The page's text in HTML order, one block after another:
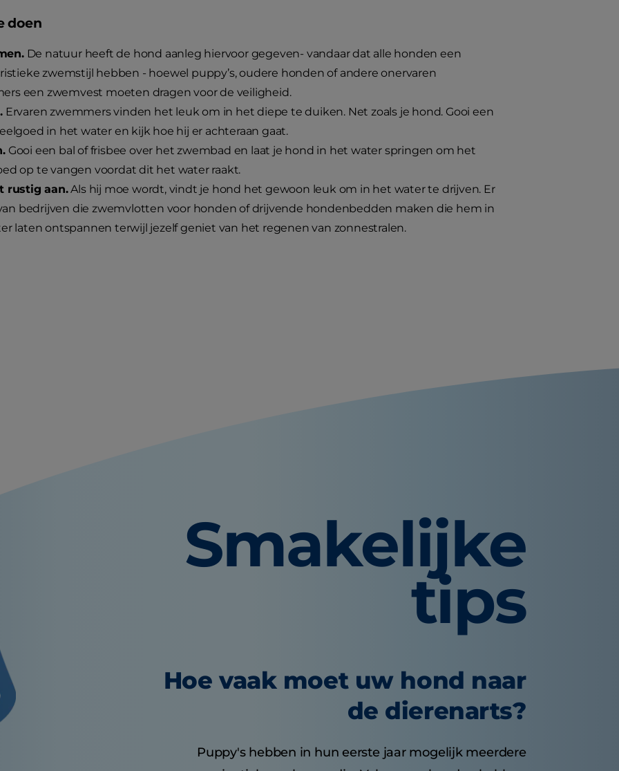
doen
De natuur heeft de hond aanleg hiervoor gegeven- vandaar dat alle honden een
zwemstijl hebben - hoewel puppy’s, oudere honden of andere onervaren
een zwemvest moeten dragen voor de veiligheid.
Ervaren zwemmers vinden het leuk om in het diepe te duiken. Net zoals je hond. Gooi een
in het water en kijk hoe hij er achteraan gaat.
Gooi een bal of frisbee over het zwembad en laat je hond in het water springen om het
op te vangen voordat dit het water raakt.
rustig aan.Als hij moe wordt, vindt je hond het gewoon leuk om in het water te drijven. Er
bedrijven die zwemvlotten voor honden of drijvende hondenbedden maken die hem in
laten ontspannen terwijl jezelf geniet van het regenen van zonnestralen.
Smakelijke
tips
Hoe vaak moet uw hond naar
de dierenarts?
Puppy's hebben in hun eerste jaar mogelijk meerdere